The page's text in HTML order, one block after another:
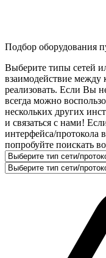
Подбор оборудования
Выберите типы сетей
взаимодействие
реализовать. Если Вы
всегда можно
нескольких других
и связаться с нами!
интерфейса/протокола
попробуйте поискать